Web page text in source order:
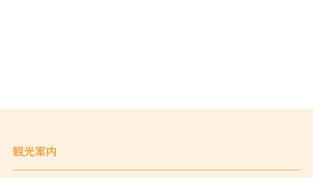
観光案内